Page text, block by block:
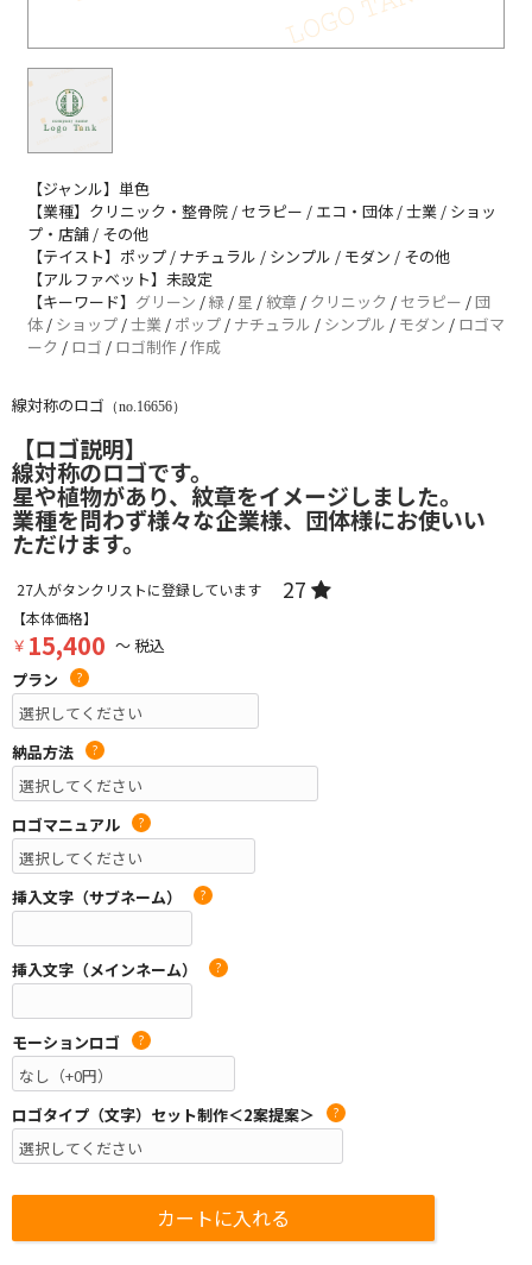
【ジャンル】単色
【業種】クリニック・整骨院 / セラピー / エコ・団体 / 士業 / ショッ
プ・店舗 / その他
【テイスト】ポップ / ナチュラル / シンプル / モダン / その他
【アルファベット】未設定
【キーワード】 グリーン /緑 / 星 / 紋章 / クリニック / セラピー /団
体 / ショップ /士業 / ポップ / ナチュラル / シンプル / モダン / ロゴマ
ーク / ロゴ / ロゴ制作 /作成
線対称のロゴ （no.16656）
【ロゴ説明】
線対称のロゴです。
星や植物があり、紋章をイメージしました。
業種を問わず様々な企業様、団体様にお使いい
ただけます。
27人がタンクリストに登録しています 27
【本体価格】
￥ 15,400 ～ 税込
プラン
?
納品方法 ?
ロゴマニュアル ?
挿入文字（サブネーム） ?
挿入文字（メインネーム） ?
モーションロゴ ?
ロゴタイプ（文字）セット制作＜2案提案＞ ?